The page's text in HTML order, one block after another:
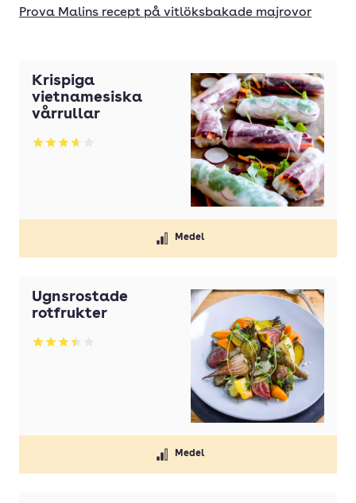
Prova Malins recept på vitlöksbakade majrovor
Krispiga
vietnamesiska
vårrullar
Betyg: 3.67 av 5
Medel
Ugnsrostade
rotfrukter
Betyg: 3.41 av 5
Medel